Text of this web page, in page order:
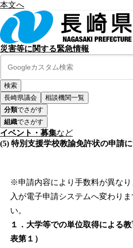
本文へ
災害等に関する緊急情報
長崎県議会
相談機関一覧
分類でさがす
組織でさがす
イベント・募集など
(5) 特別支援学校教諭免許状の申請
※申請内容により手数料が異な
入が電子申請システムへ変わり
い。
１．大学等での単位取得による
表第１）